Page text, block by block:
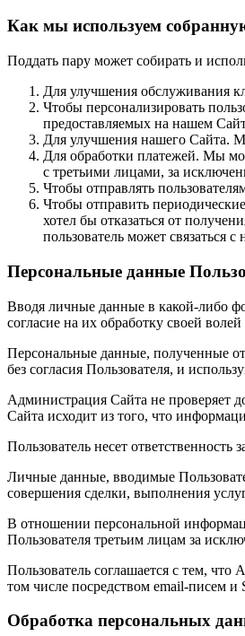
Как мы используем
Поддать пару может собирать и
Для улучшения обслуживания
Чтобы персонализировать
предоставляемых на нашем
Для улучшения нашего Сайта.
Для обработки платежей. Мы
с третьими лицами, за
Чтобы отправлять
Чтобы отправить
хотел бы отказаться от
пользователь может связаться
Персональные данные
Вводя личные данные в какой-либо
согласие на их обработку своей
Персональные данные, полученные
без согласия Пользователя, и
Администрация Сайта не проверяет
Сайта исходит из того, что
Пользователь несет
Личные данные, вводимые
совершения сделки, выполнения
В отношении персональной
Пользователя третьим лицам за
Пользователь соглашается с тем,
том числе посредством email-писем
Обработка персональных